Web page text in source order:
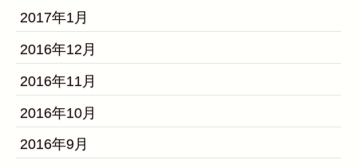
2017年1月
2016年12月
2016年11月
2016年10月
2016年9月